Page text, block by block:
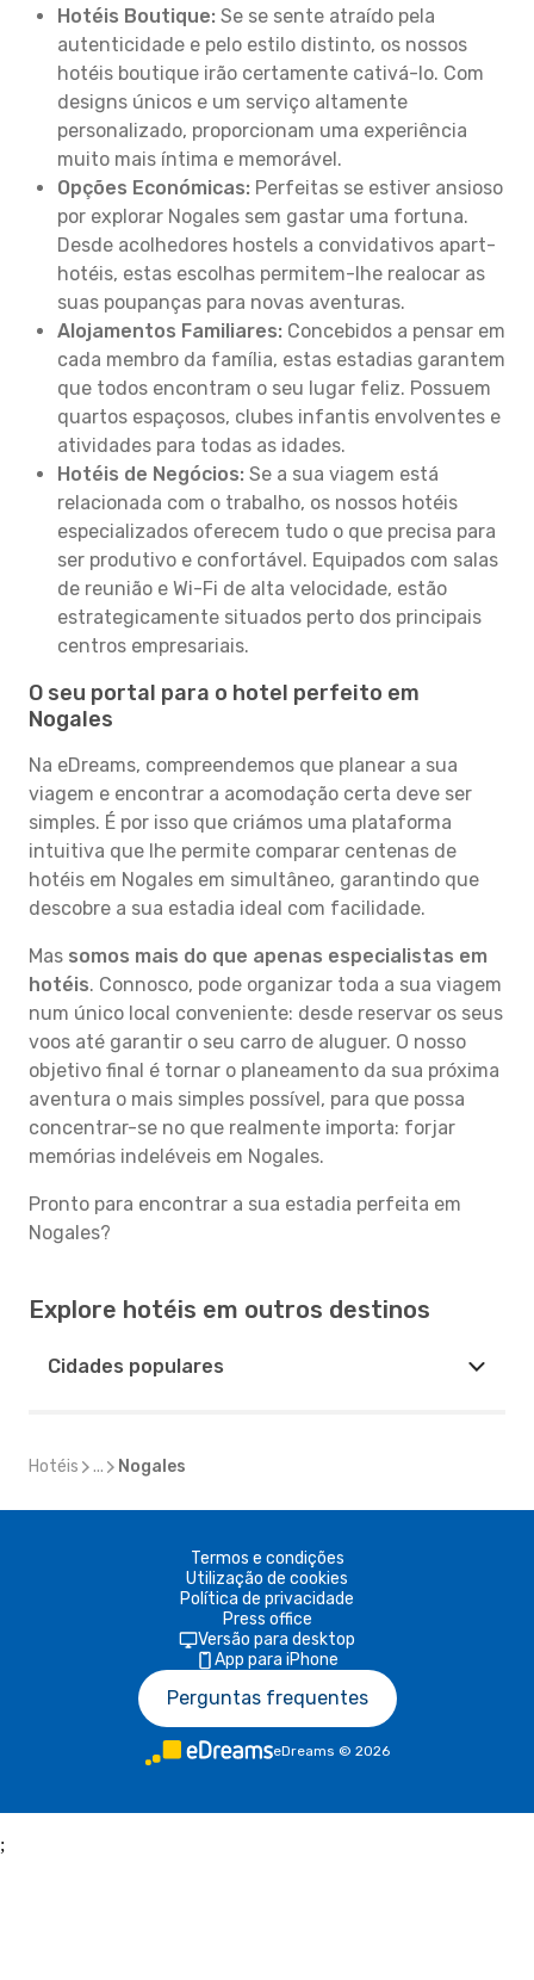
Hotéis Boutique: Se se sente atraído pela
autenticidade e pelo estilo distinto, os nossos
hotéis boutique irão certamente cativá-lo. Com
designs únicos e um serviço altamente
personalizado, proporcionam uma experiência
muito mais íntima e memorável.
Opções Económicas: Perfeitas se estiver ansioso
por explorar Nogales sem gastar uma fortuna.
Desde acolhedores hostels a convidativos apart-
hotéis, estas escolhas permitem-lhe realocar as
suas poupanças para novas aventuras.
Alojamentos Familiares: Concebidos a pensar em
cada membro da família, estas estadias garantem
que todos encontram o seu lugar feliz. Possuem
quartos espaçosos, clubes infantis envolventes e
atividades para todas as idades.
Hotéis de Negócios: Se a sua viagem está
relacionada com o trabalho, os nossos hotéis
especializados oferecem tudo o que precisa para
ser produtivo e confortável. Equipados com salas
de reunião e Wi-Fi de alta velocidade, estão
estrategicamente situados perto dos principais
centros empresariais.
O seu portal para o hotel perfeito em
Nogales
Na eDreams, compreendemos que planear a sua
viagem e encontrar a acomodação certa deve ser
simples. É por isso que criámos uma plataforma
intuitiva que lhe permite comparar centenas de
hotéis em Nogales em simultâneo, garantindo que
descobre a sua estadia ideal com facilidade.
Mas somos mais do que apenas especialistas em
hotéis. Connosco, pode organizar toda a sua viagem
num único local conveniente: desde reservar os seus
voos até garantir o seu carro de aluguer. O nosso
objetivo final é tornar o planeamento da sua próxima
aventura o mais simples possível, para que possa
concentrar-se no que realmente importa: forjar
memórias indeléveis em Nogales.
Pronto para encontrar a sua estadia perfeita em
Nogales?
Explore hotéis em outros destinos
Cidades populares
Hotéis ... Nogales
Termos e condições
Utilização de cookies
Política de privacidade
Press office
Versão para desktop
App para iPhone
Perguntas frequentes
eDreams © 2026
;